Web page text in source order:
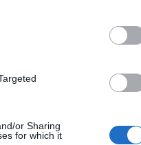
or Sharing
for which it